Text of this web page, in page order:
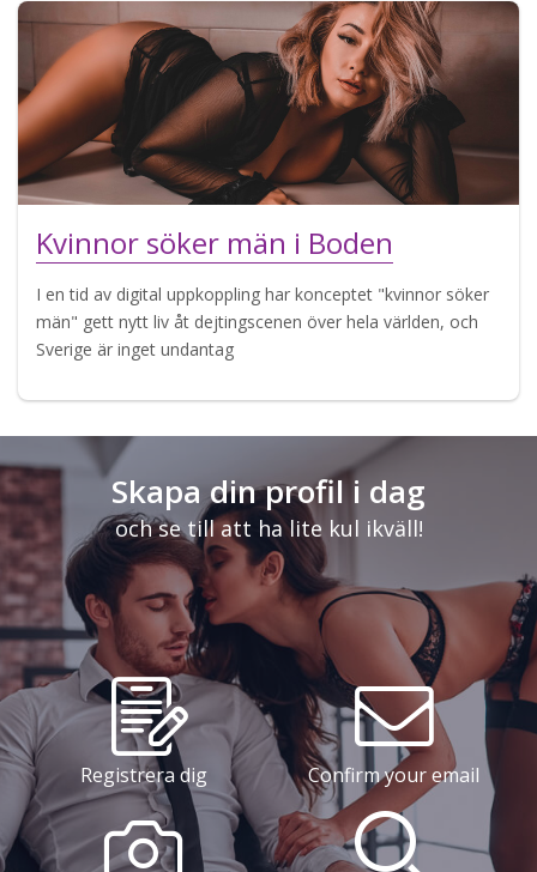
Kvinnor söker män i Boden
I en tid av digital uppkoppling har konceptet "kvinnor söker
män" gett nytt liv åt dejtingscenen över hela världen, och
Sverige är inget undantag
Skapa din profil i dag
och se till att ha lite kul ikväll!
Registrera dig Confirm your email